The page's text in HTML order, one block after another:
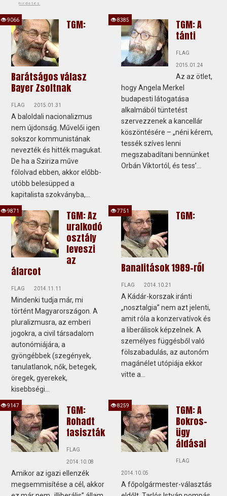
hirdetés
TGM:
Barátságos válasz
Bayer Zsoltnak
FLAG 2015.01.31
A baloldali nacionalizmus
nem újdonság. Művelői igen
sokszor kommunistának
nevezték és hitték magukat.
De ha a Sziriza műve
fölolvad ebben, akkor előbb-
utóbb belesüpped a
kapitalista szokványba,...
9066
TGM: A
tánti
FLAG
2015.01.24
Az az ötlet,
hogy Angela Merkel
budapesti látogatása
alkalmából tüntetést
szervezzenek a kancellár
köszöntésére – „néni kérem,
tessék szíves lenni
megszabadítani bennünket
Orbán Viktortól, és tess’...
8385
TGM: Az
uralkodó
osztály
leveszi
az
álarcot
FLAG 2014.11.11
Mindenki tudja már, mi
történt Magyarországon. A
pluralizmusra, az emberi
jogokra, a civil társadalom
autonómiájára, a
gyöngébbek (szegények,
tanulatlanok, nők, betegek,
öregek, gyerekek,
kisebbségi...
9871 TGM:
Banalitások 1989-ről
FLAG 2014.10.21
A Kádár-korszak iránti
„nosztalgia” nem azt jelenti,
amit róla a konzervatívok és
a liberálisok képzelnek. A
személyes függésből való
fölszabadulás, az autonóm
magánélet utópiája ekkor
vitte a...
7751
TGM:
Rohadt
fasiszták
FLAG
2014.10.08
Amikor az igazi ellenzék
megsemmisítése a cél, akkor
9147
TGM: A
Bokros-
ügy
áldásai
FLAG
2014.10.05
A főpolgármester-választás
8259